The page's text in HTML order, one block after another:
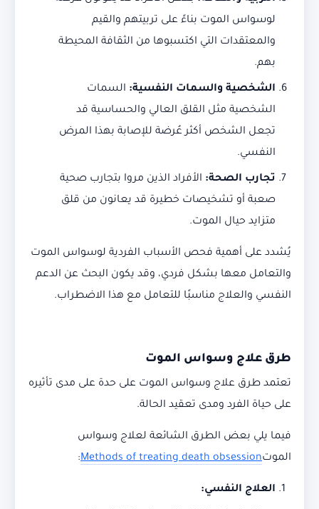
لوسواس الموت بناءً على تربيتهم والقيم
والمعتقدات التي اكتسبوها من الثقافة المحيطة
بهم.
الشخصية والسمات النفسية: السمات
الشخصية مثل القلق العالي والحساسية قد
تجعل الشخص أكثر عُرضة للإصابة بهذا المرض
النفسي.
تجارب الصحة: الأفراد الذين مروا بتجارب صحية
صعبة أو تشخيصات خطيرة قد يعانون من قلق
متزايد حيال الموت.
يُشدد على أهمية فحص الأسباب الفردية لوسواس الموت
والتعامل معها بشكل فردي، وقد يكون البحث عن الدعم
النفسي والعلاج مناسبًا للتعامل مع هذا الاضطراب.
طرق علاج وسواس الموت
تعتمد طرق علاج وسواس الموت على حدة على مدى تأثيره
على حياة الفرد ومدى تعقيد الحالة.
فيما يلي بعض الطرق الشائعة لعلاج وسواس
الموتMethods of treating death obsession
:
العلاج النفسي: